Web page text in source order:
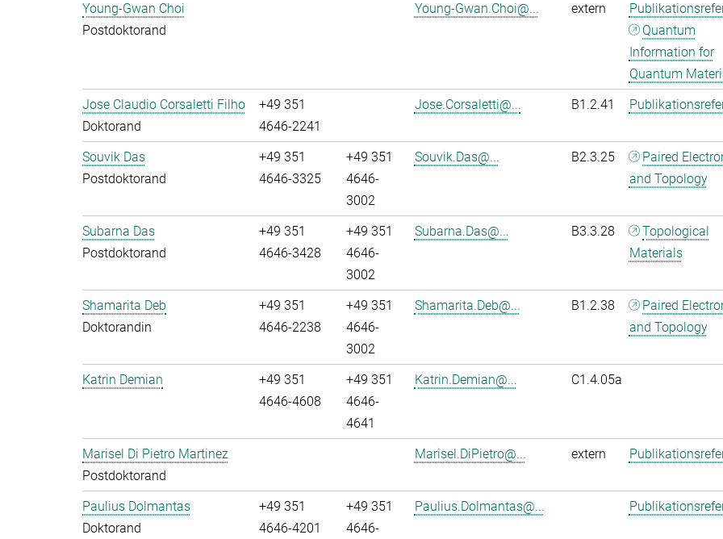
Young-Gwan Choi
Postdoktorand
Young-Gwan.Choi@... extern
Quantum
Information for
Quantum
Jose Claudio Corsaletti Filho
Doktorand
+49 351
4646-2241
Jose.Corsaletti@... B1.2.41
Souvik Das
Postdoktorand
+49 351
4646-3325
+49 351
4646-
3002
Souvik.Das@... B2.3.25
Paired
and Topology
Subarna Das
Postdoktorand
+49 351
4646-3428
+49 351
4646-
3002
Subarna.Das@... B3.3.28
Topological
Materials
Shamarita Deb
Doktorandin
+49 351
4646-2238
+49 351
4646-
3002
Shamarita.Deb@... B1.2.38
Paired
and Topology
Katrin Demian
+49 351
4646-4608
+49 351
4646-
4641
Katrin.Demian@... C1.4.05a
Marisel Di Pietro Martinez
Postdoktorand
Marisel.DiPietro@... extern
Paulius Dolmantas
Doktorand
+49 351
4646-4201
+49 351
4646-
Paulius.Dolmantas@...